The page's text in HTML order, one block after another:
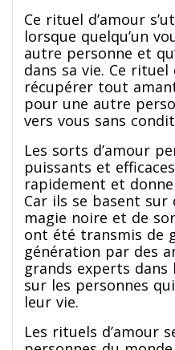
Ce rituel d’amour
lorsque quelqu’un
autre personne et
dans sa vie. Ce rituel
récupérer tout
pour une autre
vers vous sans
Les sorts d’amour
puissants et
rapidement et
Car ils se basent
magie noire et de
ont été transmis de
génération par des
grands experts dans
sur les personnes
leur vie.
Les rituels d’amour